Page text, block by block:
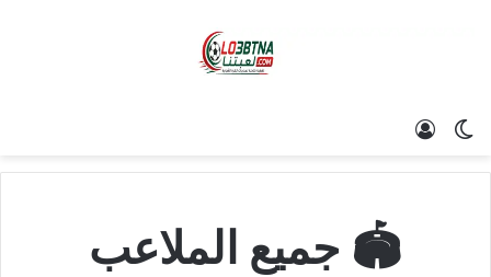
الوضع المظلم
🏟️ جميع الملاعب